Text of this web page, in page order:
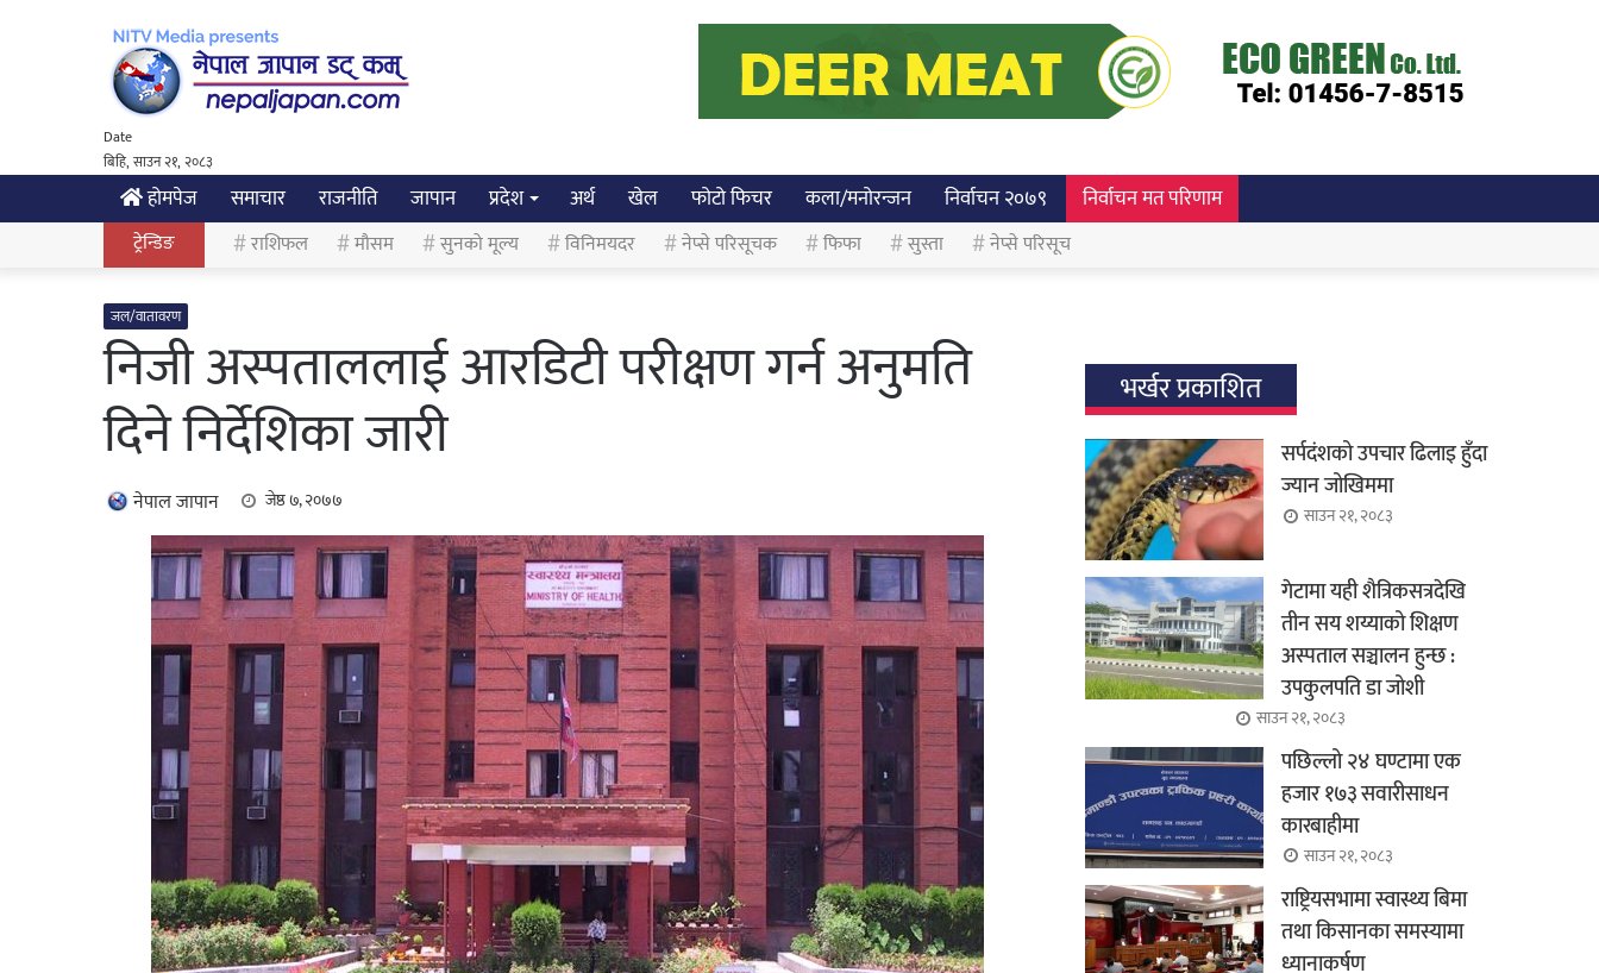
Date
बिहि, साउन २१, २०८३
होमपेज समाचार राजनीति जापान प्रदेश अर्थ खेल फोटो फिचर कला/मनोरन्जन निर्वाचन २०७९ निर्वाचन मत परिणाम
ट्रेन्डिङ राशिफल मौसम सुनको मूल्य विनिमयदर नेप्से परिसूचक फिफा सुस्ता नेप्से परिसूच
जल/वातावरण
निजी अस्पताललाई आरडिटी परीक्षण गर्न अनुमति
दिने निर्देशिका जारी
नेपाल जापान जेष्ठ ७, २०७७
भर्खर प्रकाशित
सर्पदंशको उपचार ढिलाइ हुँदा
ज्यान जोखिममा
साउन २१, २०८३
गेटामा यही शैत्रिकसत्रदेखि
तीन सय शय्याको शिक्षण
अस्पताल सञ्चालन हुन्छ :
उपकुलपति डा जोशी
साउन २१, २०८३
पछिल्लो २४ घण्टामा एक
हजार १७३ सवारीसाधन
कारबाहीमा
साउन २१, २०८३
राष्ट्रियसभामा स्वास्थ्य बिमा
तथा किसानका समस्यामा
ध्यानाकर्षण